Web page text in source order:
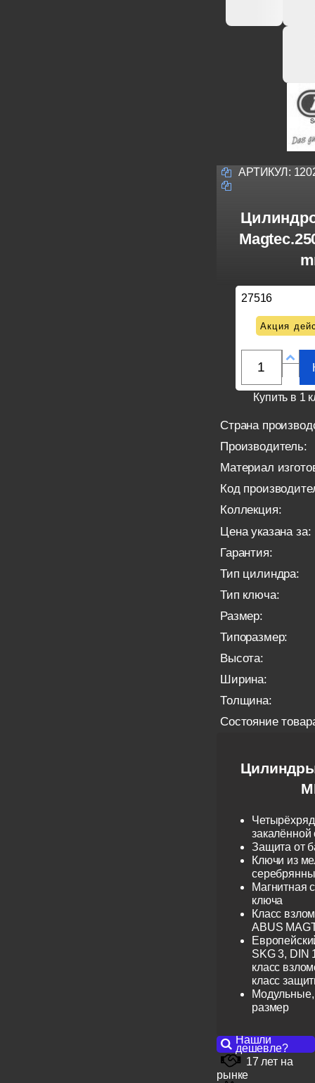
АРТИКУЛ:
27516
Акция
Купить в 1
Страна
Производитель:
Материал
Код
Коллекция:
Цена указана за:
Гарантия:
Тип цилиндра:
Тип ключа:
Размер:
Типоразмер:
Высота:
Ширина:
Толщина:
Состояние
Цилиндры
закалённой
Защита от
Ключи из
Магнитная
ключа
Класс
ABUS
SKG 3, DIN
класс
класс
размер
Нашли
дешевле?
17 лет на
рынке